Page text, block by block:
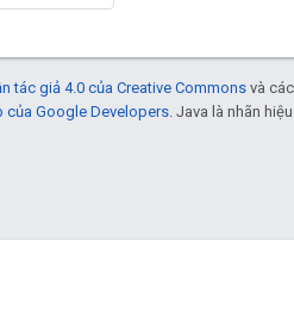
tác giả 4.0 của Creative Commonsvà
của Google Developers . Java là nhãn